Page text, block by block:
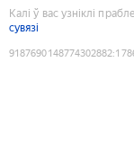
Калі ў вас узніклі
сувязі
9187690148774302882: